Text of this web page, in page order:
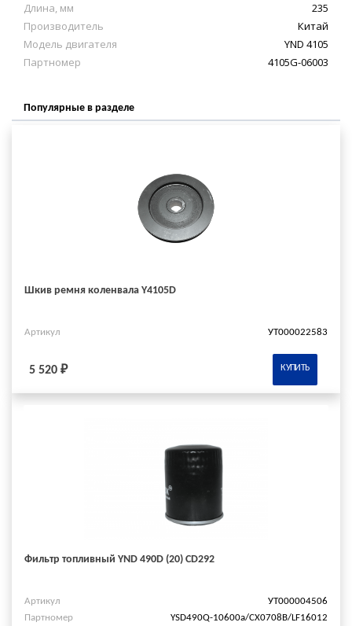
Длина, мм
235
Производитель
Китай
Модель двигателя
YND 4105
Партномер
4105G-06003
Популярные в разделе
Шкив ремня коленвала Y4105D
Артикул УТ000022583
5 520 ₽ КУПИТЬ
Фильтр топливный YND 490D (20) CD292
Артикул
УТ000004506
Партномер
YSD490Q-10600a/СХ0708В/LF16012